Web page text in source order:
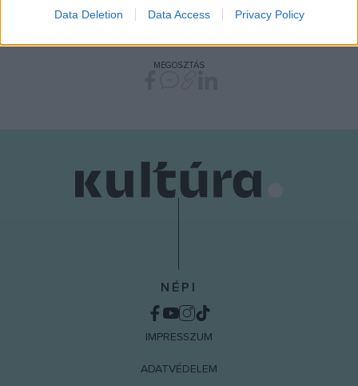
I want to allow Google to enable storage
Data Deletion Data Access Privacy Policy
URÁNIA NEMZETI FILMSZÍNHÁZ VETÍTÉS
MEGOSZTÁS
NÉPI
IMPRESSZUM
ADATVÉDELEM